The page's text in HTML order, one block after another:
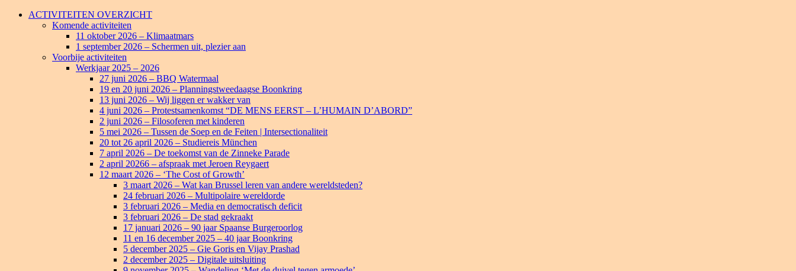
ACTIVITEITEN OVERZICHT
Komende activiteiten
11 oktober 2026 – Klimaatmars
1 september 2026 – Schermen uit, plezier aan
Voorbije activiteiten
Werkjaar 2025 – 2026
27 juni 2026 – BBQ Watermaal
19 en 20 juni 2026 – Planningstweedaagse Boonkring
13 juni 2026 – Wij liggen er wakker van
4 juni 2026 – Protestsamenkomst “DE MENS EERST – L’HUMAIN D’ABORD”
2 juni 2026 – Filosoferen met kinderen
5 mei 2026 – Tussen de Soep en de Feiten | Intersectionaliteit
20 tot 26 april 2026 – Studiereis München
7 april 2026 – De toekomst van de Zinneke Parade
2 april 20266 – afspraak met Jeroen Reygaert
12 maart 2026 – ‘The Cost of Growth’
3 maart 2026 – Wat kan Brussel leren van andere wereldsteden?
24 februari 2026 – Multipolaire wereldorde
3 februari 2026 – Media en democratisch deficit
3 februari 2026 – De stad gekraakt
17 januari 2026 – 90 jaar Spaanse Burgeroorlog
11 en 16 december 2025 – 40 jaar Boonkring
5 december 2025 – Gie Goris en Vijay Prashad
2 december 2025 – Digitale uitsluiting